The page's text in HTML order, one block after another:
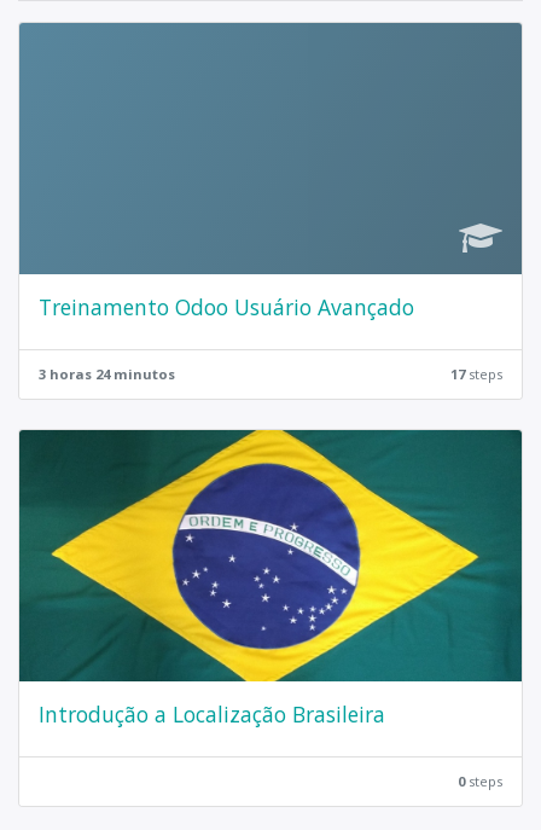
Treinamento Odoo Usuário Avançado
3 horas 24 minutos 17steps
Introdução a Localização Brasileira
0steps